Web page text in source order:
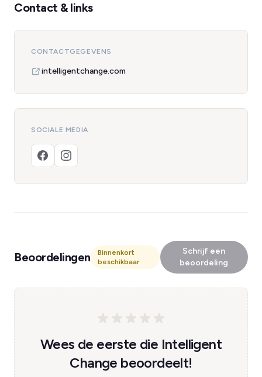
Contact & links
CONTACTGEGEVENS
intelligentchange.com
SOCIALE MEDIA
Beoordelingen
Binnenkort
beschikbaar
Schrijf een
beoordeling
Wees de eerste die Intelligent
Change beoordeelt!